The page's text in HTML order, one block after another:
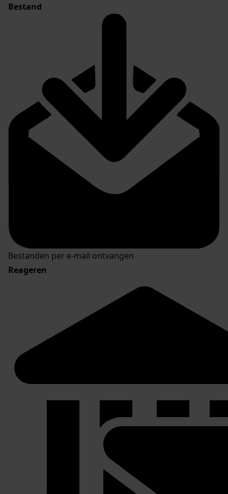
Bestand
Bestanden per e-mail ontvangen
Reageren